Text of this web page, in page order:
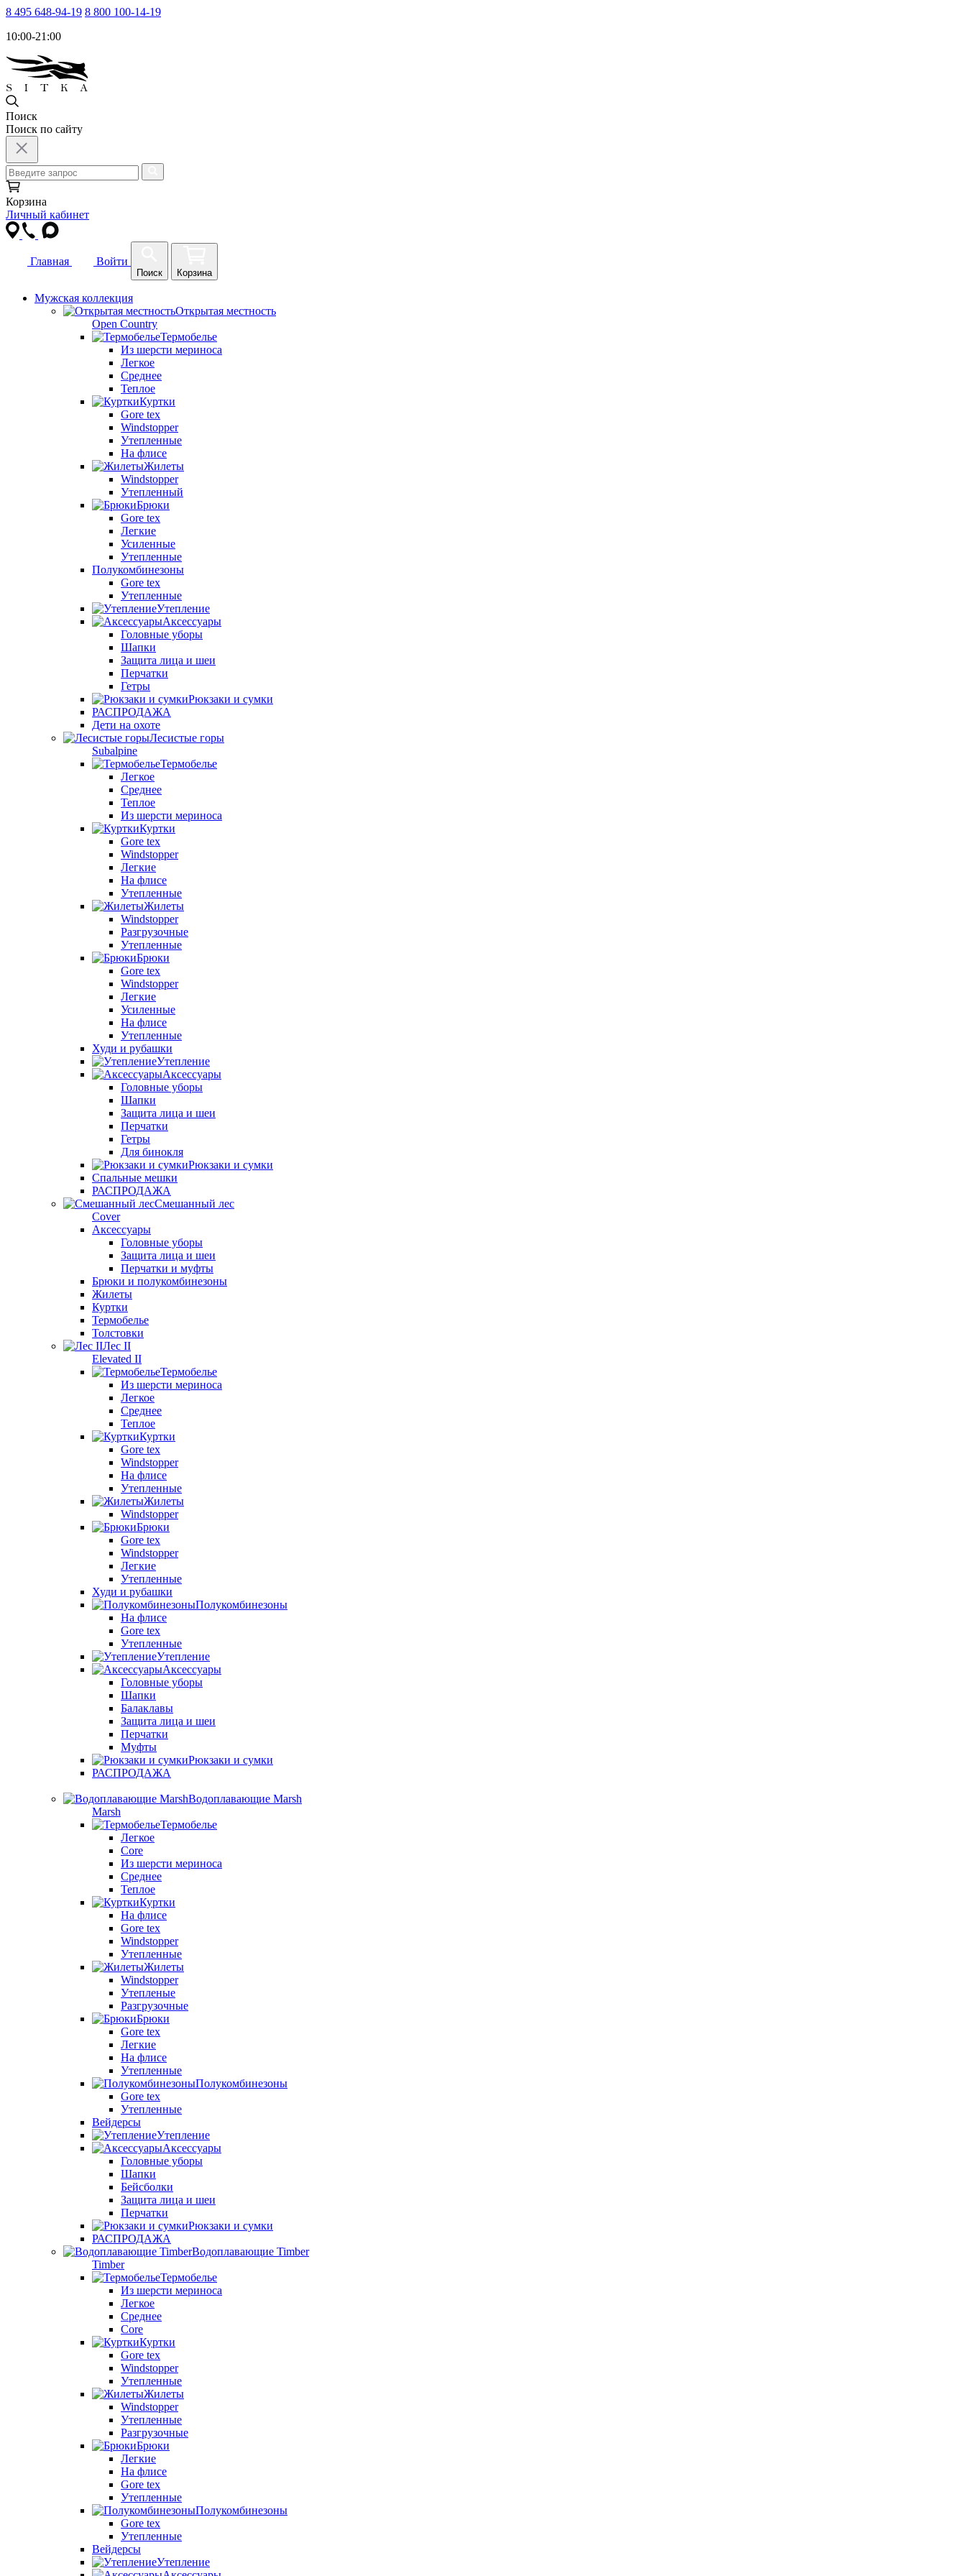
8 495 648-94-19 8 800 100-14-19
10:00-21:00
Поиск
Поиск по сайту
Корзина
Личный кабинет
Главная Войти
Поиск Корзина
Мужская коллекция
Открытая местность
Open Country
Термобелье
Из шерсти мериноса
Легкое
Среднее
Теплое
Куртки
Gore tex
Windstopper
Утепленные
На флисе
Жилеты
Windstopper
Утепленный
Брюки
Gore tex
Легкие
Усиленные
Утепленные
Полукомбинезоны
Gore tex
Утепленные
Утепление
Аксессуары
Головные уборы
Шапки
Защита лица и шеи
Перчатки
Гетры
Рюкзаки и сумки
РАСПРОДАЖА
Дети на охоте
Лесистые горы
Subalpine
Термобелье
Легкое
Среднее
Теплое
Из шерсти мериноса
Куртки
Gore tex
Windstopper
Легкие
На флисе
Утепленные
Жилеты
Windstopper
Разгрузочные
Утепленные
Брюки
Gore tex
Windstopper
Легкие
Усиленные
На флисе
Утепленные
Худи и рубашки
Утепление
Аксессуары
Головные уборы
Шапки
Защита лица и шеи
Перчатки
Гетры
Для бинокля
Рюкзаки и сумки
Спальные мешки
РАСПРОДАЖА
Смешанный лес
Cover
Аксессуары
Головные уборы
Защита лица и шеи
Перчатки и муфты
Брюки и полукомбинезоны
Жилеты
Куртки
Термобелье
Толстовки
Лес II
Elevated II
Термобелье
Из шерсти мериноса
Легкое
Среднее
Теплое
Куртки
Gore tex
Windstopper
На флисе
Утепленные
Жилеты
Windstopper
Брюки
Gore tex
Windstopper
Легкие
Утепленные
Худи и рубашки
Полукомбинезоны
На флисе
Gore tex
Утепленные
Утепление
Аксессуары
Головные уборы
Шапки
Балаклавы
Защита лица и шеи
Перчатки
Муфты
Рюкзаки и сумки
РАСПРОДАЖА
Водоплавающие Marsh
Marsh
Термобелье
Легкое
Core
Из шерсти мериноса
Среднее
Теплое
Куртки
На флисе
Gore tex
Windstopper
Утепленные
Жилеты
Windstopper
Утепленые
Разгрузочные
Брюки
Gore tex
Легкие
На флисе
Утепленные
Полукомбинезоны
Gore tex
Утепленные
Вейдерсы
Утепление
Аксессуары
Головные уборы
Шапки
Бейсболки
Защита лица и шеи
Перчатки
Рюкзаки и сумки
РАСПРОДАЖА
Водоплавающие Timber
Timber
Термобелье
Из шерсти мериноса
Легкое
Среднее
Core
Куртки
Gore tex
Windstopper
Утепленные
Жилеты
Windstopper
Утепленные
Разгрузочные
Брюки
Легкие
На флисе
Gore tex
Утепленные
Полукомбинезоны
Gore tex
Утепленные
Вейдерсы
Утепление